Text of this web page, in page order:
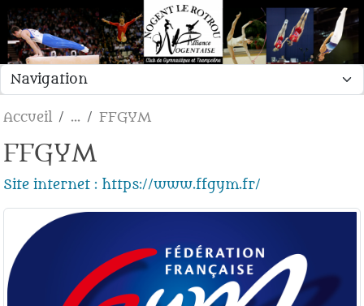
Accueil FFGYM
FFGYM
Site internet : https://www.ffgym.fr/
Panneau de gestion des cookies